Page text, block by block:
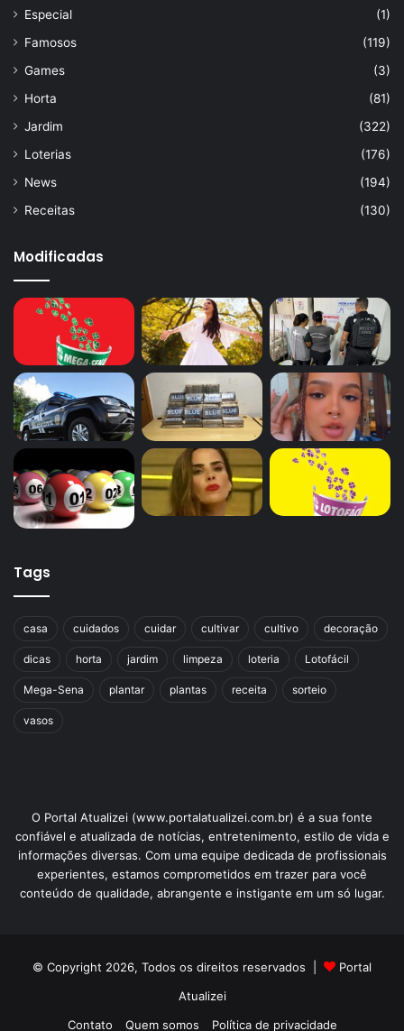
Especial
(1)
Famosos
(119)
Games
(3)
Horta
(81)
Jardim
(322)
Loterias
(176)
News
(194)
Receitas
(130)
Modificadas
Tags
casa cuidados cuidar cultivar cultivo decoração
dicas horta jardim limpeza loteria Lotofácil
Mega-Sena plantar plantas receita sorteio
vasos
O Portal Atualizei (www.portalatualizei.com.br) é a sua fonte
confiável e atualizada de notícias, entretenimento, estilo de vida e
informações diversas. Com uma equipe dedicada de profissionais
experientes, estamos comprometidos em trazer para você
conteúdo de qualidade, abrangente e instigante em um só lugar.
© Copyright 2026, Todos os direitos reservados |
Portal
Atualizei
Contato
Quem somos Política de privacidade